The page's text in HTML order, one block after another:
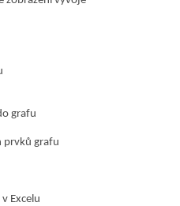
grafu
prvků grafu
Excelu